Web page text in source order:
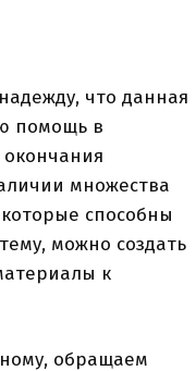
что данная
помощь в
множества
способны
можно создать
к
обращаем